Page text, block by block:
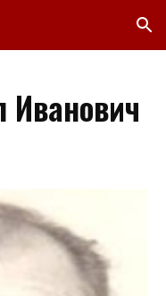
Skip to navigation